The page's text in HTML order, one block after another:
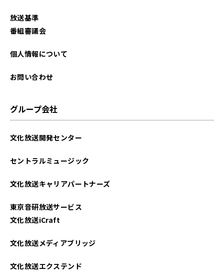
2024年05月
2024年02月
2023年09月
2023年08月
放送基準
番組審議会
個人情報について
お問い合わせ
グループ会社
文化放送開発センター
セントラルミュージック
文化放送キャリアパートナーズ
東京音研放送サービス
文化放送iCraft
文化放送メディアブリッジ
文化放送エクステンド